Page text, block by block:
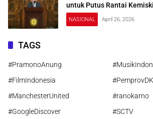
untuk Putus Rantai
NASIONAL April 26, 2026
TAGS
#PramonoAnung
#FilmIndonesia
#ManchesterUnited
#ranokarno
#GoogleDiscover
#SCTV